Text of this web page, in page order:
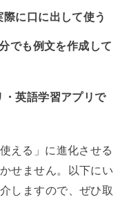
際に口に出して使う
でも例文を作成して
・英語学習アプリで
える」に進化させる
せません。以下にい
しますので、ぜひ取